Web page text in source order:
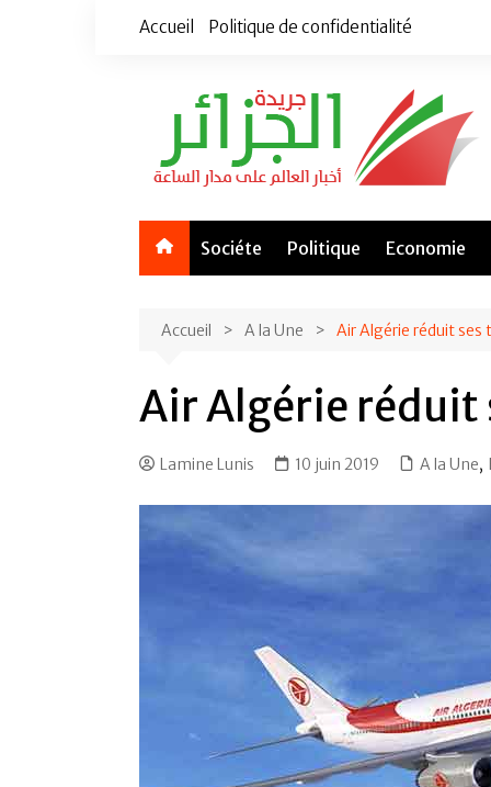
Accueil Politique de confidentialité
Sociéte Politique Economie
Accueil A la Une Air Algérie réduit ses
Air Algérie réduit
Lamine Lunis 10 juin 2019 A la Une,